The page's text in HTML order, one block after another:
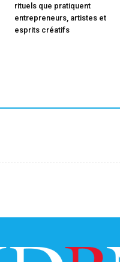
rituels que pratiquent
entrepreneurs, artistes et
esprits créatifs